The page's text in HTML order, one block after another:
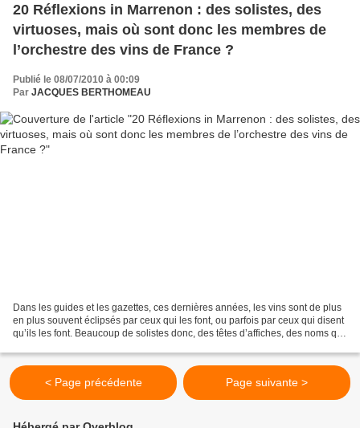
20 Réflexions in Marrenon : des solistes, des
virtuoses, mais où sont donc les membres de
l’orchestre des vins de France ?
Publié le 08/07/2010 à 00:09
Par JACQUES BERTHOMEAU
Dans les guides et les gazettes, ces dernières années, les vins sont de plus
en plus souvent éclipsés par ceux qui les font, ou parfois par ceux qui disent
qu’ils les font. Beaucoup de solistes donc, des têtes d’affiches, des noms qui
< Page précédente Page suivante >